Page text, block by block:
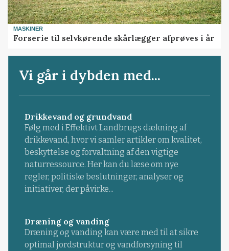
MASKINER
Forserie til selvkørende skårlægger afprøves i år
Vi går i dybden med...
Drikkevand og grundvand
Følg med i Effektivt Landbrugs dækning af
drikkevand, hvor vi samler artikler om kvalitet,
beskyttelse og forvaltning af den vigtige
naturressource. Her kan du læse om nye
regler, politiske beslutninger, analyser og
initiativer, der påvirke...
Dræning og vanding
Dræning og vanding kan være med til at sikre
optimal jordstruktur og vandforsyning til